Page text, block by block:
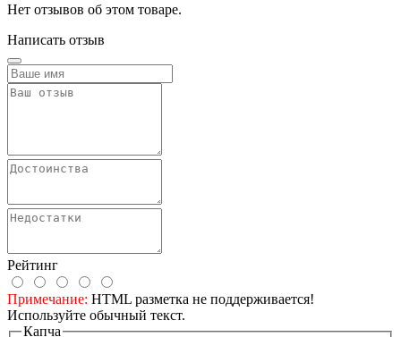
Нет отзывов об этом товаре.
Написать отзыв
Рейтинг
Примечание: HTML разметка не поддерживается!
Используйте обычный текст.
Капча